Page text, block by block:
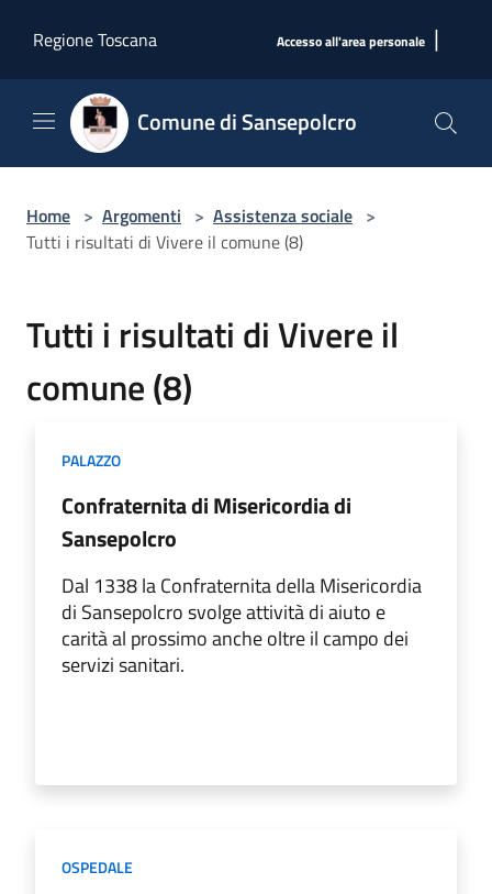
Regione Toscana
Accesso all'area personale |
Comune di Sansepolcro
Home > Argomenti > Assistenza sociale >
Tutti i risultati di Vivere il comune (8)
Tutti i risultati di Vivere il
comune (8)
PALAZZO
Confraternita di Misericordia di
Sansepolcro
Dal 1338 la Confraternita della Misericordia
di Sansepolcro svolge attività di aiuto e
carità al prossimo anche oltre il campo dei
servizi sanitari.
OSPEDALE